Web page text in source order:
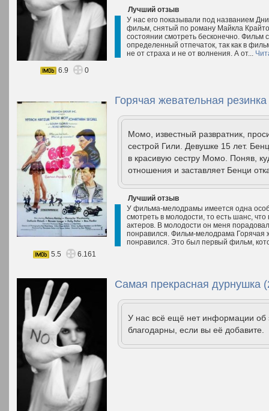
Лучший отзыв
У нас его показывали под названием
фильм, снятый по роману Майкла
состоянии смотреть бесконечно. Фильм
определенный отпечаток, так как в
не от страха и не от волнения. А от...
6.9
0
Горячая жевательная
Момо, известный развратник,
сестрой Гили. Девушке 15 лет.
в красивую сестру Момо. Поняв,
отношения и заставляет Бенци
Лучший отзыв
У фильма-мелодрамы имеется одна
смотреть в молодости, то есть шанс,
актеров. В молодости он меня
понравился. Фильм-мелодрама Горячая
понравился. Это был первый фильм,
5.5
6.161
Самая прекрасная дурнушка
У нас всё ещё нет информации
благодарны, если вы её добавите.